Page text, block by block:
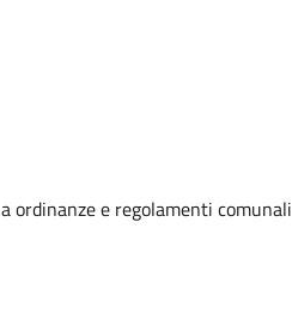
ordinanze e regolamenti comunali